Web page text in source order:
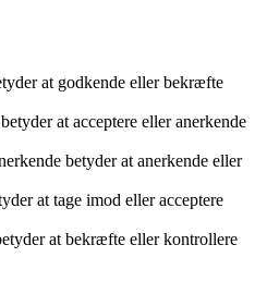
at godkende eller bekræfte
at acceptere eller anerkende
betyder at anerkende eller
at tage imod eller acceptere
at bekræfte eller kontrollere